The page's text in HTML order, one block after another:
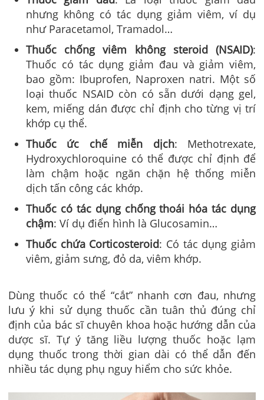
nhưng không có tác dụng giảm viêm, ví dụ
như Paracetamol, Tramadol…
Thuốc chống viêm không steroid (NSAID):
Thuốc có tác dụng giảm đau và giảm viêm,
bao gồm: Ibuprofen, Naproxen natri. Một số
loại thuốc NSAID còn có sẵn dưới dạng gel,
kem, miếng dán được chỉ định cho từng vị trí
khớp cụ thể.
Thuốc ức chế miễn dịch: Methotrexate,
Hydroxychloroquine có thể được chỉ định để
làm chậm hoặc ngăn chặn hệ thống miễn
dịch tấn công các khớp.
Thuốc có tác dụng chống thoái hóa tác dụng
chậm: Ví dụ điển hình là Glucosamin…
Thuốc chứa Corticosteroid: Có tác dụng giảm
viêm, giảm sưng, đỏ da, viêm khớp.
Dùng thuốc có thể “cắt” nhanh cơn đau, nhưng
lưu ý khi sử dụng thuốc cần tuân thủ đúng chỉ
định của bác sĩ chuyên khoa hoặc hướng dẫn của
dược sĩ. Tự ý tăng liều lượng thuốc hoặc lạm
dụng thuốc trong thời gian dài có thể dẫn đến
nhiều tác dụng phụ nguy hiểm cho sức khỏe.